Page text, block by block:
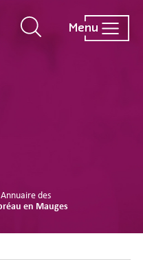
Menu
Annuaire des
en Mauges